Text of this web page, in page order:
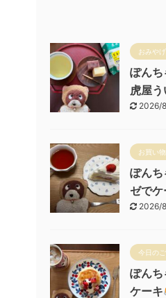
おみやげ
ぽんち
虎屋う
2026/
お買い物
ぽん
ゼでケ
2026/
今日の
ぽん
ケーキ